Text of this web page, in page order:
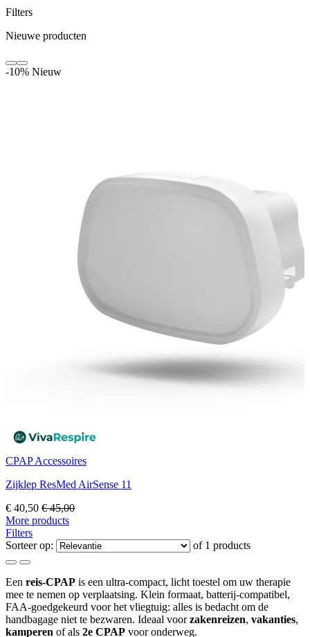
Filters
Nieuwe producten
-10% Nieuw
CPAP Accessoires
Zijklep ResMed AirSense 11
€ 40,50 € 45,00
More products
Filters
Sorteer op:
of 1 products
Een reis-CPAP is een ultra-compact, licht toestel om uw therapie
mee te nemen op verplaatsing. Klein formaat, batterij-compatibel,
FAA-goedgekeurd voor het vliegtuig: alles is bedacht om de
handbagage niet te bezwaren. Ideaal voorzakenreizen, vakanties,
kamperen of als 2e CPAP voor onderweg.